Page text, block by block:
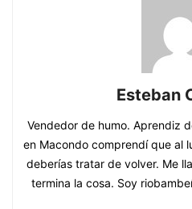
Esteban
Vendedor de humo. Aprendiz
en Macondo comprendí que al
deberías tratar de volver. Me
termina la cosa. Soy